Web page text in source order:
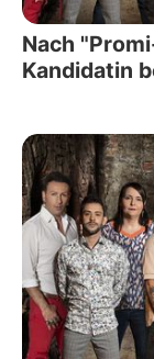
Nach
Kandidatin